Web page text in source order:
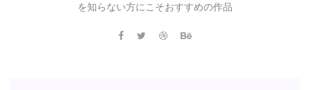
を知らない方にこそおすすめの作品